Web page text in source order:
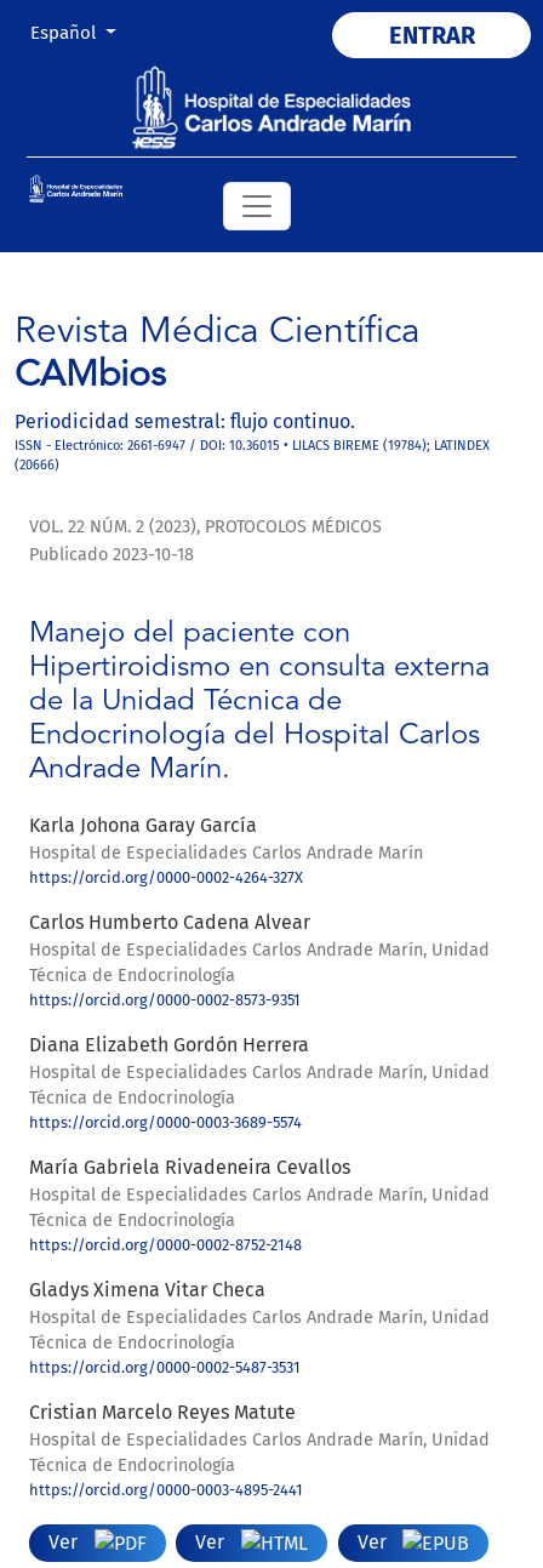
Cambiar el idioma. El actual es:
Español ENTRAR
Revista Médica Científica
CAMbios
Periodicidad semestral: flujo continuo.
ISSN - Electrónico: 2661-6947 / DOI: 10.36015 • LILACS BIREME (19784); LATINDEX
(20666)
VOL. 22 NÚM. 2 (2023), PROTOCOLOS MÉDICOS
Manejo del paciente con
Hipertiroidismo en consulta externa
de la Unidad Técnica de
Endocrinología del Hospital Carlos
Andrade Marín.
Publicado 2023-10-18
Karla Johona Garay García
Hospital de Especialidades Carlos Andrade Marín
https://orcid.org/0000-0002-4264-327X
Carlos Humberto Cadena Alvear
Hospital de Especialidades Carlos Andrade Marín, Unidad
Técnica de Endocrinología
https://orcid.org/0000-0002-8573-9351
Diana Elizabeth Gordón Herrera
Hospital de Especialidades Carlos Andrade Marín, Unidad
Técnica de Endocrinología
https://orcid.org/0000-0003-3689-5574
María Gabriela Rivadeneira Cevallos
Hospital de Especialidades Carlos Andrade Marín, Unidad
Técnica de Endocrinología
https://orcid.org/0000-0002-8752-2148
Gladys Ximena Vitar Checa
Hospital de Especialidades Carlos Andrade Marín, Unidad
Técnica de Endocrinología
https://orcid.org/0000-0002-5487-3531
Cristian Marcelo Reyes Matute
Hospital de Especialidades Carlos Andrade Marín, Unidad
Técnica de Endocrinología
https://orcid.org/0000-0003-4895-2441
Ver Ver Ver